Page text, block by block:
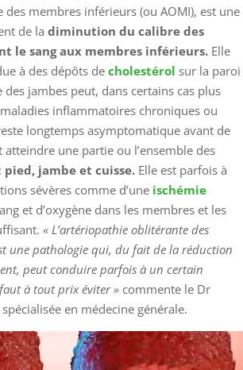
membres inférieurs (ou AOMI), est une
de la diminution du calibre des
le sang aux membres inférieurs. Elle
à des dépôts de cholestérol sur la paroi
des jambes peut, dans certains cas plus
inflammatoires chroniques ou
longtemps asymptomatique avant de
une partie ou l’ensemble des
pied, jambe et cuisse. Elle est parfois à
sévères comme d’une ischémie
et d’oxygène dans les membres et les
« L’artériopathie oblitérante des
une pathologie qui, du fait de la réduction
peut conduire parfois à un certain
à tout prix éviter » commente le Dr
en médecine générale.